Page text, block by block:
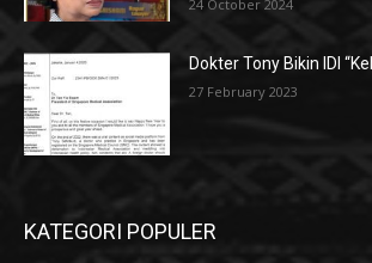
24 October 2024
Dokter Tony Bikin IDI
27 February 2023
KATEGORI POPULER